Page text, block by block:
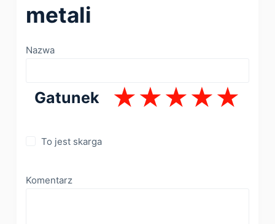
metali
Nazwa
Gatunek
To jest skarga
Komentarz